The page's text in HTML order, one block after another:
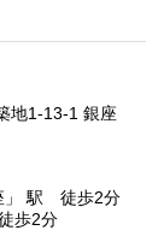
地1-13-1 銀座
」 駅 徒歩2分
歩2分